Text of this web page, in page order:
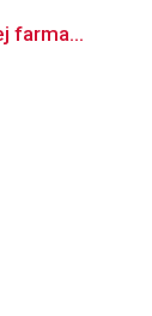
farma...